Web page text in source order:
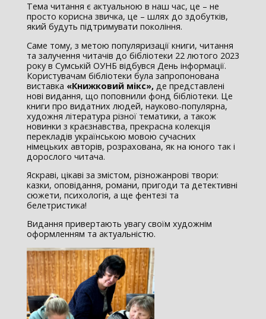
Тема читання є актуальною в наш час, це – не
просто корисна звичка, це – шлях до здобутків,
який будуть підтримувати покоління.
Саме тому, з метою популяризації книги, читання
та залучення читачів до бібліотеки 22 лютого 2023
року в Сумській ОУНБ відбувся День інформації.
Користувачам бібліотеки була запропонована
виставка «Книжковий мікс»,де представлені
нові видання, що поповнили фонд бібліотеки. Це
книги про видатних людей, науково-популярна,
художня література різної тематики, а також
новинки з краєзнавства, прекрасна колекція
перекладів українською мовою сучасних
німецьких авторів, розрахована, як на юного так і
дорослого читача.
Яскраві, цікаві за змістом, різножанрові твори:
казки, оповідання, романи, пригоди та детективні
сюжети, психологія, а ще фентезі та
белетристика!
Видання привертають увагу своїм художнім
оформленням та актуальністю.